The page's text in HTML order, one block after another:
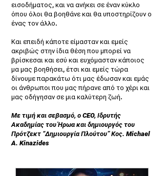
εισοδήματος, και να ανήκει σε έναν κύκλο
όπου όλοι θα βοηθάνε και θα υποστηρίζουν ο
ένας τον άλλο.
Και επειδή κάποτε είμασταν και εμείς
ακριβώς στην ίδια θέση που μπορεί να
βρίσκεσαι και εσύ και ευχόμασταν κάποιος
μα μας βοηθήσει, έτσι και εμείς τώρα
δίνουμε παρακάτω ότι μας έδωσαν και εμάς
οι άνθρωποι που μας πήρανε από το χέρι και
μας οδήγησαν σε μια καλύτερη ζωή.
Με τιμή και σεβασμό, ο CEO, Ιδρυτής
Ακαδημίας του Ήρωα και δημιουργός του
Πρότζεκτ “Δημιουργία Πλούτου” Κος. Michael
A. Kinazides